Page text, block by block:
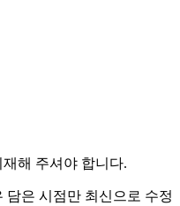
해 주셔야 합니다.
담은 시점만 최신으로 수정